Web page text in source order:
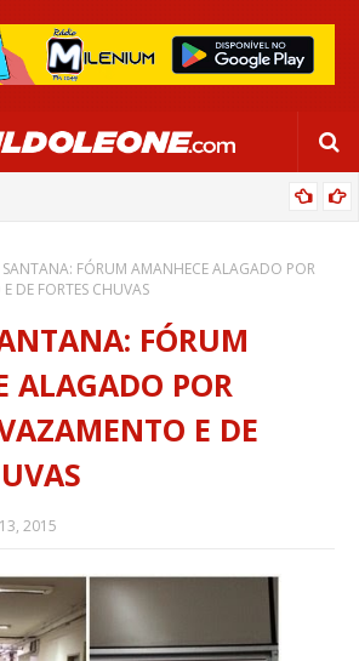
SANTANA: FÓRUM AMANHECE ALAGADO POR
DE FORTES CHUVAS
FÓRUM
ALAGADO POR
E DE
2015